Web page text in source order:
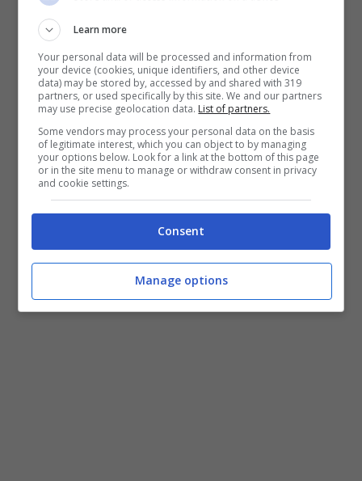
Grande obiettivo della società per questa nuova
avventura è riavvicinare la città di Napoli alla
pallavolo, con iniziative sociali volte a
coinvolgere quanto più possibile i giovani. Con
un palazzetto gremito, alla prima gara, questa
sfida non sembra così ardua.
Learn more
Your personal data will be processed and information from
your device (cookies, unique identifiers, and other device
data) may be stored by, accessed by and shared with 319
partners, or used specifically by this site. We and our partners
may use precise geolocation data. List of partners.
Some vendors may process your personal data on the basis
of legitimate interest, which you can object to by managing
your options below. Look for a link at the bottom of this page
or in the site menu to manage or withdraw consent in privacy
and cookie settings.
Consent
Manage options